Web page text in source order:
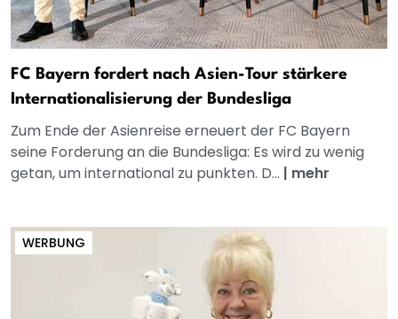
FC Bayern fordert nach Asien-Tour stärkere
Internationalisierung der Bundesliga
Zum Ende der Asienreise erneuert der FC Bayern
seine Forderung an die Bundesliga: Es wird zu wenig
getan, um international zu punkten. D... | mehr
WERBUNG